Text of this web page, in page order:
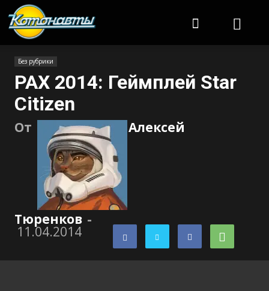
Без рубрики
PAX 2014: Геймплей Star
Citizen
От Алексей
Тюренков -
11.04.2014